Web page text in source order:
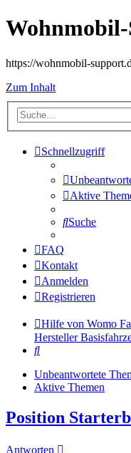
https://wohnmobil-
Zum Inhalt
Schnellzugriff
Aktive
Suche
FAQ
Kontakt
Anmelden
Registrieren
Hilfe von Womo
Hersteller
Suche
Unbeantwortete
Aktive Themen
Position
Antworten